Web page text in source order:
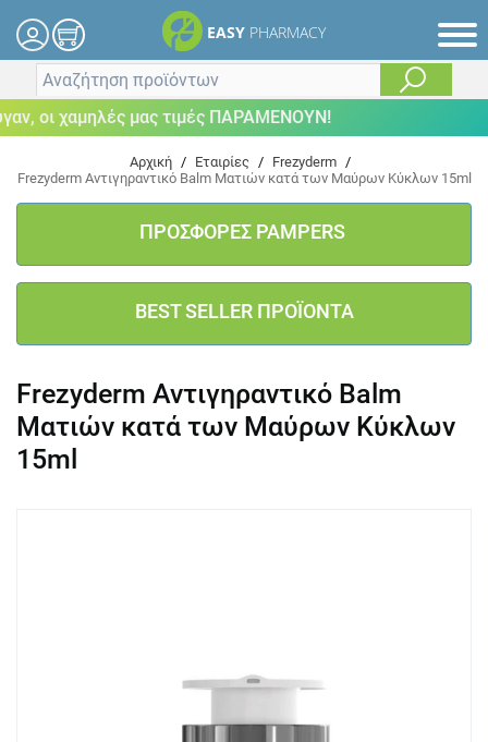
EASY PHARMACY
οι χαμηλές μας τιμές ΠΑΡΑΜΕΝΟΥΝ!
Αρχική / Εταιρίες / Frezyderm /
Frezyderm Αντιγηραντικό Balm Ματιών κατά των Μαύρων Κύκλων 15ml
ΠΡΟΣΦΟΡΕΣ PAMPERS
BEST SELLER ΠΡΟΪΟΝΤΑ
Frezyderm Αντιγηραντικό Balm
Ματιών κατά των Μαύρων Κύκλων
15ml